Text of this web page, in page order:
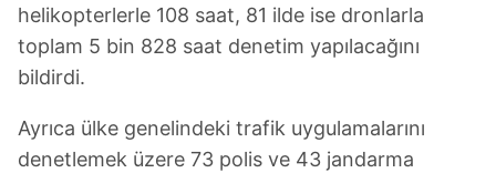
helikopterlerle 108 saat, 81 ilde ise dronlarla
toplam 5 bin 828 saat denetim yapılacağını
bildirdi.
Ayrıca ülke genelindeki trafik uygulamalarını
denetlemek üzere 73 polis ve 43 jandarma